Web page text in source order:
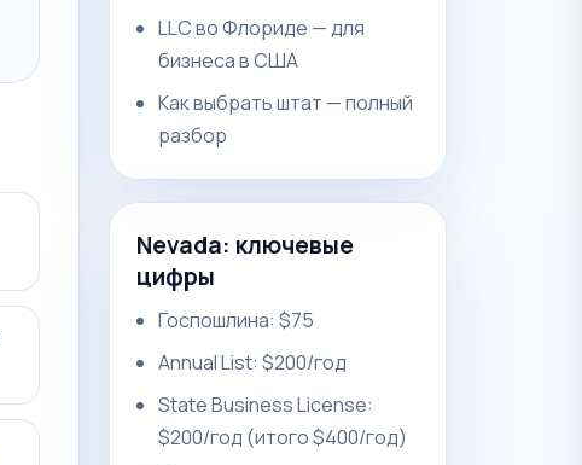
LLC во Флориде — для
бизнеса в США
Как выбрать штат — полный
разбор
Nevada: ключевые
цифры
Госпошлина: $75
Annual List: $200/год
State Business License:
$200/год (итого $400/год)